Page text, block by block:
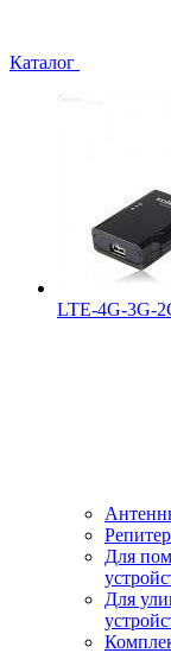
Каталог
LTE-4G-3G-
Для
Для